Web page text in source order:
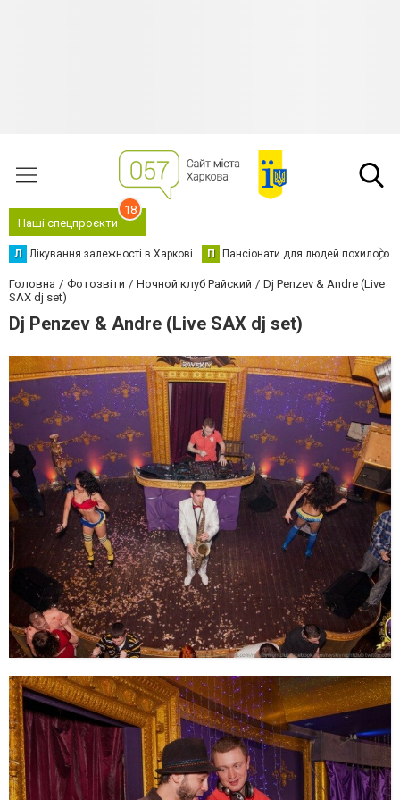
Наші спецпроєкти
18
Л Лікування залежності в Харкові П Пансіонати для людей похилого
Головна Фотозвіти Ночной клуб Райский
Dj Penzev & Andre (Live
SAX dj set)
Dj Penzev & Andre (Live SAX dj set)